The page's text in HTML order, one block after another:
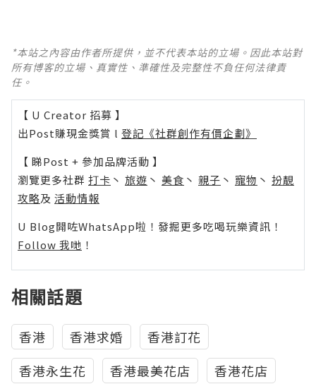
*本站之內容由作者所提供，並不代表本站的立場。因此本站對
所有博客的立場、真實性、準確性及完整性不負任何法律責
任。
【 U Creator 招募 】
出Post賺現金獎賞 l 登記《社群創作有價企劃》
【 睇Post + 參加品牌活動 】
瀏覽更多社群 打卡 丶 旅遊 丶 美食 丶 親子 丶 寵物 丶 扮靚
攻略及 活動情報
U Blog開咗WhatsApp啦！發掘更多吃喝玩樂資訊！
Follow 我哋 ！
相關話題
香港 香港求婚
香港訂花
香港永生花
香港最美花店
香港花店